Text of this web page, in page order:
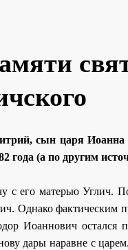
сын царя Иоанна
года (а по другим
с его матерью Углич.
Однако фактическим
Иоаннович остался
дары наравне с